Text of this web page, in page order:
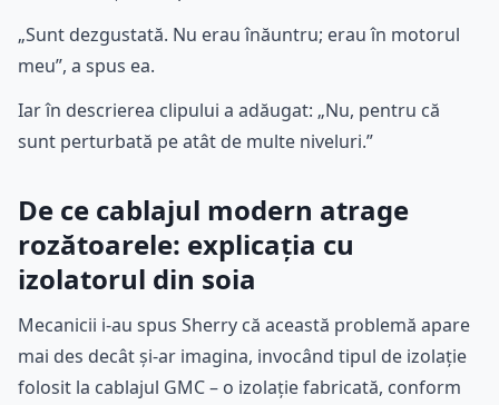
„Sunt dezgustată. Nu erau înăuntru; erau în motorul
meu”, a spus ea.
Iar în descrierea clipului a adăugat: „Nu, pentru că
sunt perturbată pe atât de multe niveluri.”
De ce cablajul modern atrage
rozătoarele: explicația cu
izolatorul din soia
Mecanicii i-au spus Sherry că această problemă apare
mai des decât și-ar imagina, invocând tipul de izolație
folosit la cablajul GMC – o izolație fabricată, conform